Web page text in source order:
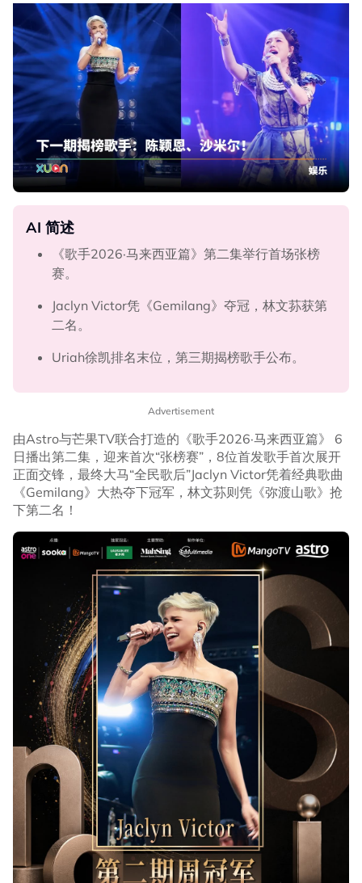
AI 简述
《歌手2026·马来西亚篇》第二集举行首场张榜
赛。
Jaclyn Victor凭《Gemilang》夺冠，林文荪获第
二名。
Uriah徐凯排名末位，第三期揭榜歌手公布。
Advertisement
由Astro与芒果TV联合打造的《歌手2026·马来西亚篇》 6
日播出第二集，迎来首次“张榜赛”，8位首发歌手首次展开
正面交锋，最终大马“全民歌后”Jaclyn Victor凭着经典歌曲
《Gemilang》大热夺下冠军，林文荪则凭《弥渡山歌》抢
下第二名！